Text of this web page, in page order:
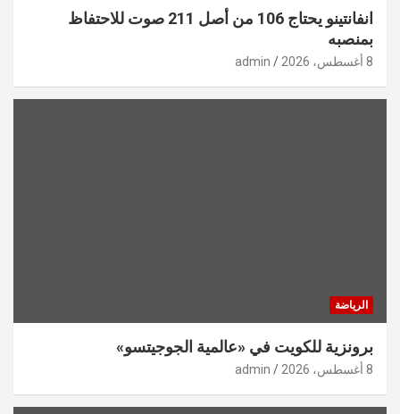
انفانتينو يحتاج 106 من أصل 211 صوت للاحتفاظ
بمنصبه
8 أغسطس، 2026 admin
الرياضة
برونزية للكويت في «عالمية الجوجيتسو»
8 أغسطس، 2026 admin